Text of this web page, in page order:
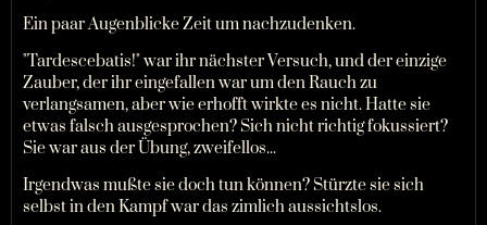
Ein paar Augenblicke Zeit um nachzudenken.
"Tardescebatis!" war ihr nächster Versuch, und der einzige
Zauber, der ihr eingefallen war um den Rauch zu
verlangsamen, aber wie erhofft wirkte es nicht. Hatte sie
etwas falsch ausgesprochen? Sich nicht richtig fokussiert?
Sie war aus der Übung, zweifellos...
Irgendwas mußte sie doch tun können? Stürzte sie sich
selbst in den Kampf war das zimlich aussichtslos.